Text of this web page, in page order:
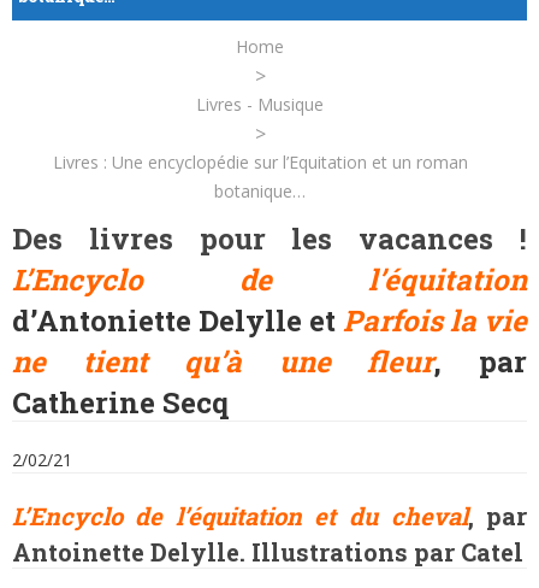
Home
>
Livres - Musique
>
Livres : Une encyclopédie sur l’Equitation et un roman
botanique…
Des livres pour les vacances !
L’Encyclo de l’équitation
d’Antoniette Delylle etParfois la vie
ne tient qu’à une fleur, par
Catherine Secq
2/02/21
L’Encyclo de l’équitation et du cheval, par
Antoinette Delylle. Illustrations par Catel